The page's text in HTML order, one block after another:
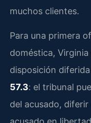
muchos clientes.
Para una primera
doméstica,
disposición
57.3: el tribunal
del acusado,